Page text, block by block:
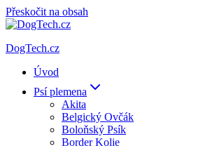
Přeskočit na obsah
DogTech.cz
Úvod
Psí plemena
Akita
Belgický Ovčák
Boloňský Psík
Border Kolie